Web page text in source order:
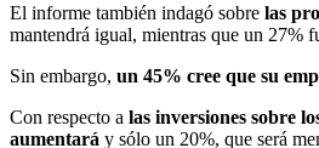
El informe también indagó sobre las
mantendrá igual, mientras que un 27%
Sin embargo, un 45% cree que su
Con respecto a las inversiones sobre
aumentará y sólo un 20%, que será